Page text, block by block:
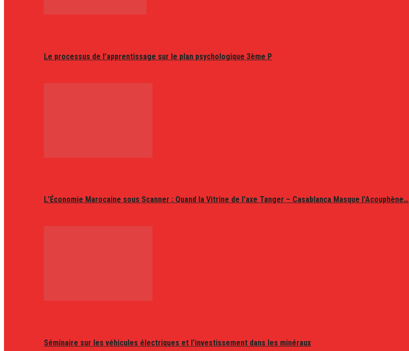
Le processus de l’apprentissage sur le plan psychologique 3ème P
L’Économie Marocaine sous Scanner : Quand la Vitrine de l’axe Tanger – Casablanca Masque l’Acouphène…
Séminaire sur les véhicules électriques et l’investissement dans les minéraux